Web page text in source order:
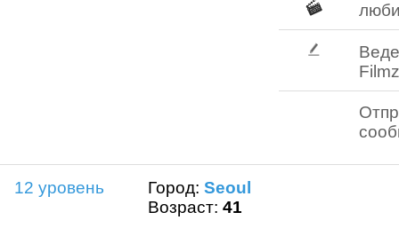
12 уровень Город: Seoul
Возраст: 41